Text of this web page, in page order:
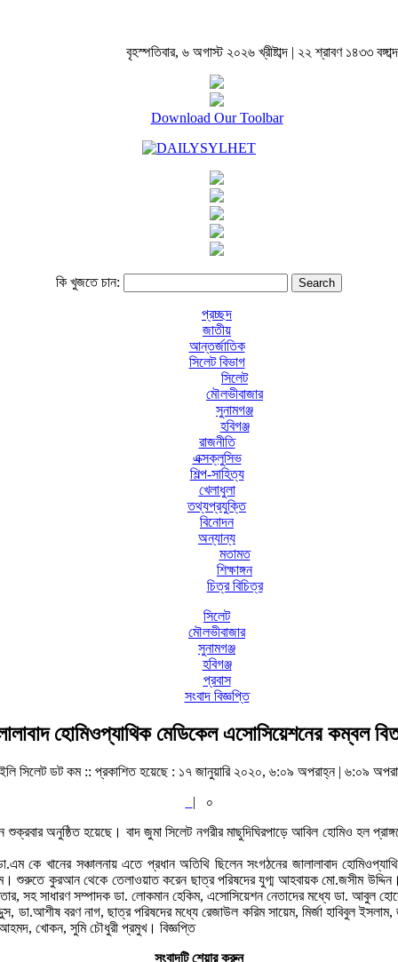
বৃহস্পতিবার, ৬ অগাস্ট ২০২৬ খ্রীষ্টাব্দ | ২২ শ্রাবণ ১৪৩৩
Download Our Toolbar
কি খুজতে চান:
প্রচ্ছদ
জাতীয়
আন্তর্জাতিক
সিলেট বিভাগ
সিলেট
মৌলভীবাজার
সুনামগঞ্জ
হবিগঞ্জ
রাজনীতি
এক্সক্লুসিভ
শিল্প-সাহিত্য
খেলাধুলা
তথ্যপ্রযুক্তি
বিনোদন
অন্যান্য
মতামত
শিক্ষাঙ্গন
চিত্র বিচিত্র
সিলেট
মৌলভীবাজার
সুনামগঞ্জ
হবিগঞ্জ
প্রবাস
সংবাদ বিজ্ঞপ্তি
হোমিওপ্যাথিক মেডিকেল এসোসিয়েশনের কম্বল
সিলেট ডট কম ::প্রকাশিত হয়েছে : ১৭ জানুয়ারি ২০২০, ৬:০৯ অপরাহ্ন | ৬:০৯
|
০
শুক্রবার অনুষ্ঠিত হয়েছে। বাদ জুমা সিলেট নগরীর মাছুদিঘিরপাড়ে আবিল হোমিও হল
কে খানের সঞ্চালনায় এতে প্রধান অতিথি ছিলেন সংগঠনের জালালাবাদ
শুরুতে কুরআন থেকে তেলাওয়াত করেন ছাত্র পরিষদের যুগ্ম আহবায়ক মো.জসীম
সহ সাধারণ সম্পাদক ডা. লোকমান হেকিম, এসোসিয়েশন নেতাদের মধ্যে ডা. আবুল
ডা.আশীষ বরণ নাগ, ছাত্র পরিষদের মধ্যে রেজাউল করিম সায়েম, মির্জা হাবিবুল
আহমদ, খোকন, সুমি চৌধুরী প্রমুখ। বিজ্ঞপ্তি
সংবাদটি শেয়ার করুন